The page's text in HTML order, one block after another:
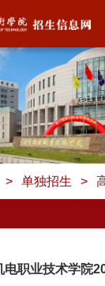
> 单独招生 >